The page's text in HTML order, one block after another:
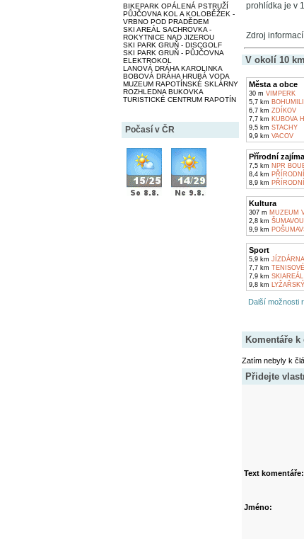
BIKEPARK OPÁLENÁ PSTRUŽÍ
PŮJČOVNA KOL A KOLOBĚŽEK -
VRBNO POD PRADĚDEM
SKI AREÁL SACHROVKA -
ROKYTNICE NAD JIZEROU
SKI PARK GRUŇ - DISCGOLF
SKI PARK GRUŇ - PŮJČOVNA
ELEKTROKOL
LANOVÁ DRÁHA KAROLINKA
BOBOVÁ DRÁHA HRUBÁ VODA
MUZEUM RAPOTÍNSKÉ SKLÁRNY
ROZHLEDNA BUKOVKA
TURISTICKÉ CENTRUM RAPOTÍN
Počasí v ČR
prohlídka je v
Zdroj
V okolí 10
Města a obce
30 m VIMPERK
5,7 km
6,7 km ZDÍKOV
7,7 km KUBOVA
9,5 km STACHY
9,9 km VACOV
Přírodní
7,5 km NPR
8,4 km
8,9 km
Kultura
307 m MUZEUM
2,8 km
9,9 km
Sport
5,9 km
7,7 km
7,9 km
9,8 km
Další možnosti
Komentáře k
Zatím nebyly k
Přidejte
Text komentáře:
Jméno: